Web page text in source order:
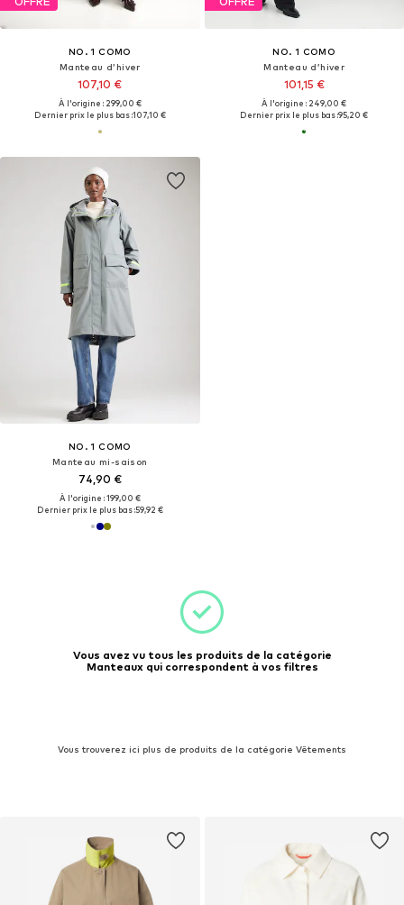
NO. 1 COMO
Manteau d’hiver
107,10 €
À l'origine : 299,00 €
Dernier prix le plus bas :107,10 €
NO. 1 COMO
Manteau d’hiver
101,15 €
À l'origine : 249,00 €
Dernier prix le plus bas :95,20 €
NO. 1 COMO
Manteau mi-saison
74,90 €
À l'origine : 199,00 €
Dernier prix le plus bas :59,92 €
Vous avez vu tous les produits de la catégorie
Manteaux qui correspondent à vos filtres
Vous trouverez ici plus de produits de la catégorie Vêtements